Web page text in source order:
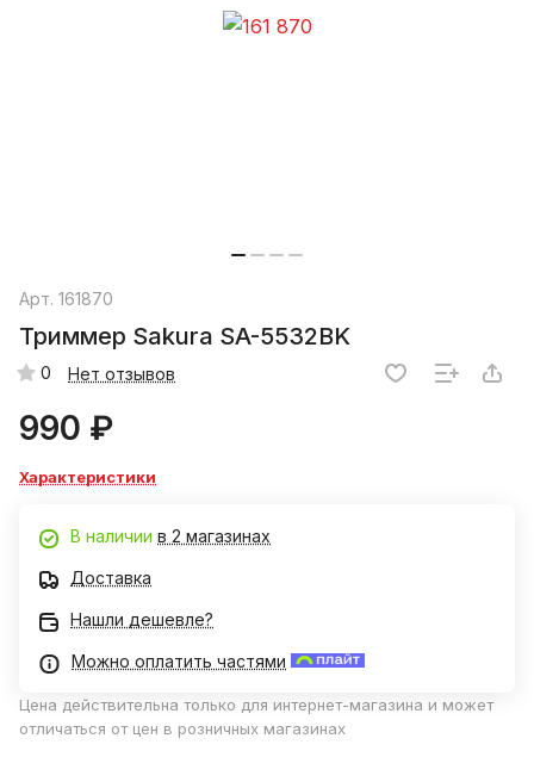
Арт. 161870
Триммер Sakura SA-5532BK
0 Нет отзывов
990 ₽
Характеристики
В наличии в 2 магазинах
Доставка
Нашли дешевле?
Можно оплатить частями
Цена действительна только для интернет-магазина и может
отличаться от цен в розничных магазинах